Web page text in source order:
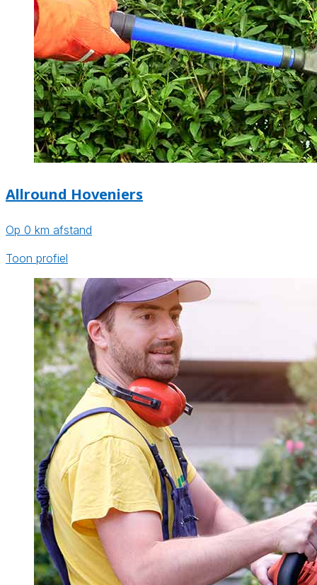
Allround Hoveniers
Op 0 km afstand
Toon profiel